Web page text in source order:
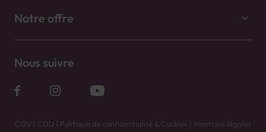
Notre offre
Nous suivre
CGV | CGU | Politique de confidentialité & Cookies | Mentions légales